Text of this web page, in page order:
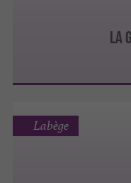
La
Labège